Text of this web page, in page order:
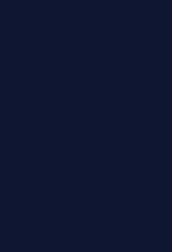
opens
opens in a new